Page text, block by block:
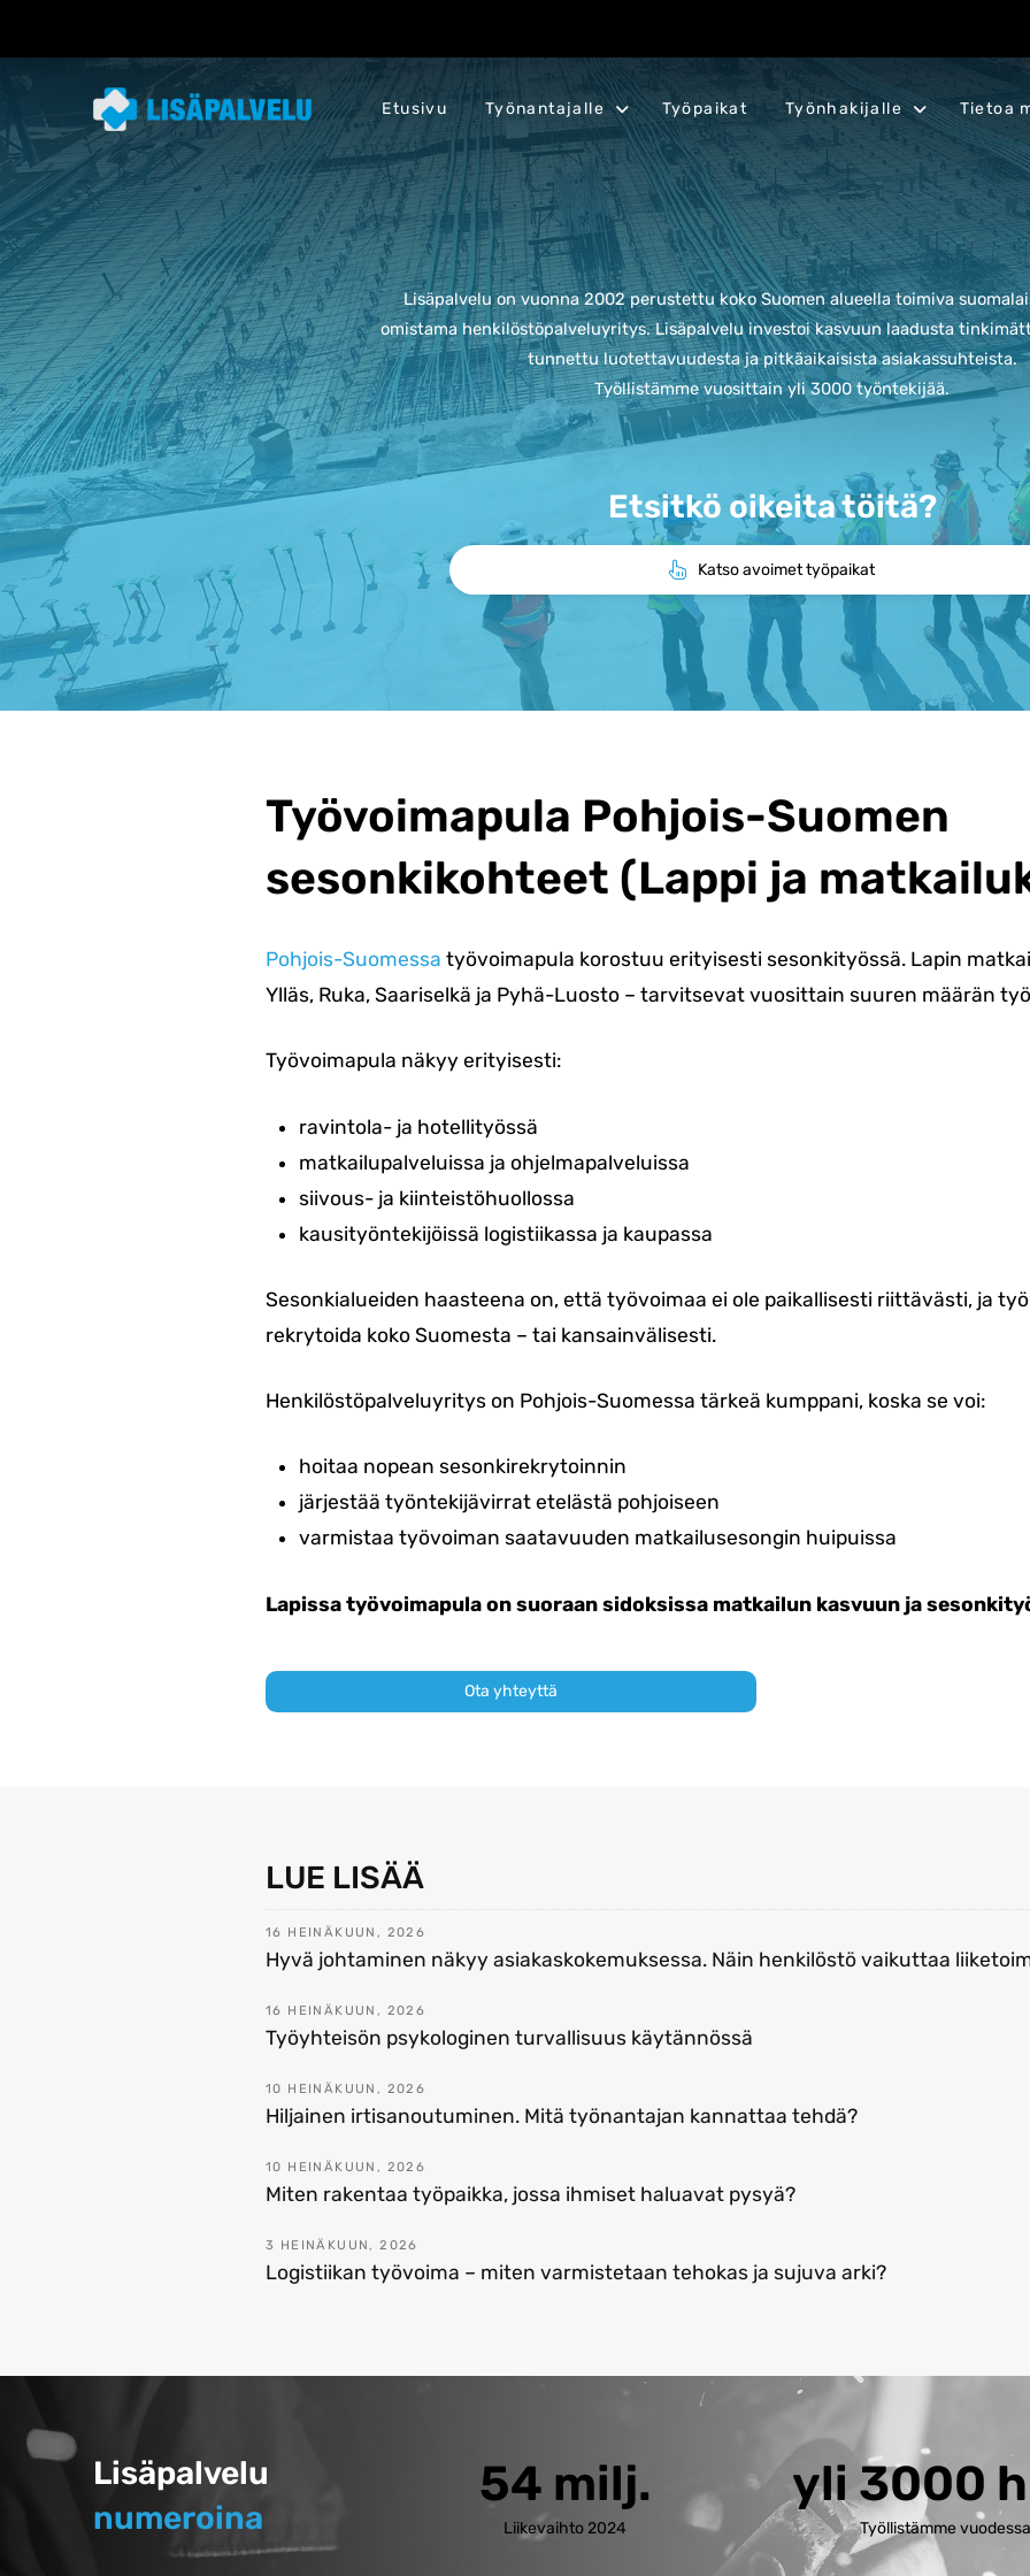
Etusivu Työnantajalle Työpaikat Työnhakijalle Tietoa
Lisäpalvelu on vuonna 2002 perustettu koko Suomen alueella toimiva
omistama henkilöstöpalveluyritys. Lisäpalvelu investoi kasvuun laadusta
tunnettu luotettavuudesta ja pitkäaikaisista asiakassuhteista.
Työllistämme vuosittain yli 3000 työntekijää.
Etsitkö oikeita töitä?
Katso avoimet työpaikat
Työvoimapula Pohjois-Suomen
sesonkikohteet (Lappi ja
Pohjois-Suomessa työvoimapula korostuu erityisesti sesonkityössä. Lapin
Ylläs, Ruka, Saariselkä ja Pyhä-Luosto – tarvitsevat vuosittain suuren määrän
Työvoimapula näkyy erityisesti:
ravintola- ja hotellityössä
matkailupalveluissa ja ohjelmapalveluissa
siivous- ja kiinteistöhuollossa
kausityöntekijöissä logistiikassa ja kaupassa
Sesonkialueiden haasteena on, että työvoimaa ei ole paikallisesti riittävästi, ja
rekrytoida koko Suomesta – tai kansainvälisesti.
Henkilöstöpalveluyritys on Pohjois-Suomessa tärkeä kumppani, koska se voi:
hoitaa nopean sesonkirekrytoinnin
järjestää työntekijävirrat etelästä pohjoiseen
varmistaa työvoiman saatavuuden matkailusesongin huipuissa
Lapissa työvoimapula on suoraan sidoksissa matkailun kasvuun ja
Ota yhteyttä
LUE LISÄÄ
16 HEINÄKUUN, 2026
Hyvä johtaminen näkyy asiakaskokemuksessa. Näin henkilöstö vaikuttaa
16 HEINÄKUUN, 2026
Työyhteisön psykologinen turvallisuus käytännössä
10 HEINÄKUUN, 2026
Hiljainen irtisanoutuminen. Mitä työnantajan kannattaa tehdä?
10 HEINÄKUUN, 2026
Miten rakentaa työpaikka, jossa ihmiset haluavat pysyä?
3 HEINÄKUUN, 2026
Logistiikan työvoima – miten varmistetaan tehokas ja sujuva arki?
Lisäpalvelu
numeroina
54 milj.
Liikevaihto 2024
yli 3000
Työllistämme vuodessa